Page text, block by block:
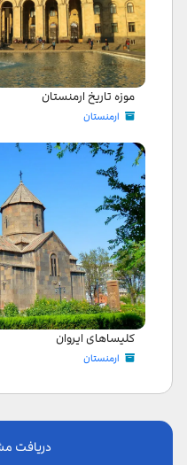
موزه تاریخ ارمنستان
ارمنستان
کلیساهای ایروان
ارمنستان
دریافت